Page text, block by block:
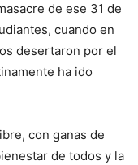
de ese 31 de
cuando en
desertaron por el
ha ido
con ganas de
de todos y la